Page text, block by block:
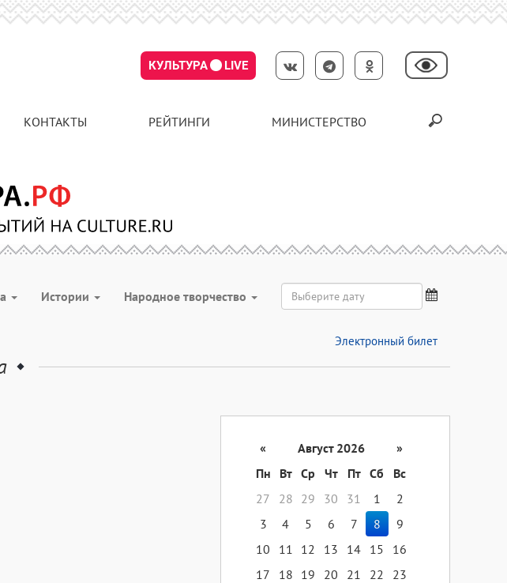
КУЛЬТУРА LIVE
КОНТАКТЫ РЕЙТИНГИ МИНИСТЕРСТВО
Истории Народное творчество
Электронный билет
« Август 2026
»
Пн
Вт Ср Чт Пт Сб
Вс
27
28 29 30 31 1
2
3
4 5 6 7 8
9
10
11 12 13 14 15
16
17
18 19 20 21 22
23